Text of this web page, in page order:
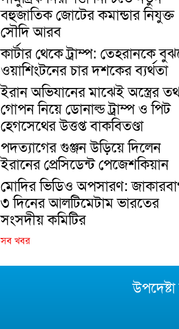
বহুজাতিক জোটের কমান্ডার নিযুক্ত
সৌদি আরব
কার্টার থেকে ট্রাম্প: তেহরানকে
ওয়াশিংটনের চার দশকের ব্যর্থতা
ইরান অভিযানের মাঝেই অস্ত্রের
গোপন নিয়ে ডোনাল্ড ট্রাম্প ও পিট
হেগসেথের উত্তপ্ত বাকবিতণ্ডা
পদত্যাগের গুঞ্জন উড়িয়ে দিলেন
ইরানের প্রেসিডেন্ট পেজেশকিয়ান
মোদির ভিডিও অপসারণ:
৩ দিনের আলটিমেটাম ভারতের
সংসদীয় কমিটির
সব খবর